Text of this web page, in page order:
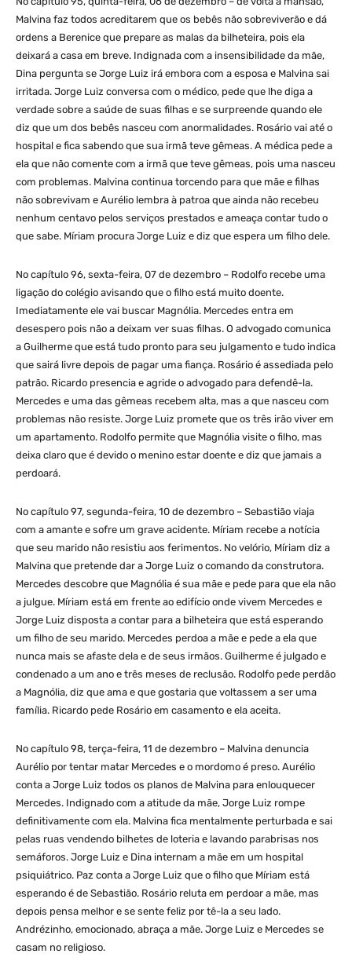
Malvina faz todos acreditarem que os bebês não sobreviverão e dá
ordens a Berenice que prepare as malas da bilheteira, pois ela
deixará a casa em breve. Indignada com a insensibilidade da mãe,
Dina pergunta se Jorge Luiz irá embora com a esposa e Malvina sai
irritada. Jorge Luiz conversa com o médico, pede que lhe diga a
verdade sobre a saúde de suas filhas e se surpreende quando ele
diz que um dos bebês nasceu com anormalidades. Rosário vai até o
hospital e fica sabendo que sua irmã teve gêmeas. A médica pede a
ela que não comente com a irmã que teve gêmeas, pois uma nasceu
com problemas. Malvina continua torcendo para que mãe e filhas
não sobrevivam e Aurélio lembra à patroa que ainda não recebeu
nenhum centavo pelos serviços prestados e ameaça contar tudo o
que sabe. Míriam procura Jorge Luiz e diz que espera um filho dele.
No capítulo 96, sexta-feira, 07 de dezembro – Rodolfo recebe uma
ligação do colégio avisando que o filho está muito doente.
Imediatamente ele vai buscar Magnólia. Mercedes entra em
desespero pois não a deixam ver suas filhas. O advogado comunica
a Guilherme que está tudo pronto para seu julgamento e tudo indica
que sairá livre depois de pagar uma fiança. Rosário é assediada pelo
patrão. Ricardo presencia e agride o advogado para defendê-la.
Mercedes e uma das gêmeas recebem alta, mas a que nasceu com
problemas não resiste. Jorge Luiz promete que os três irão viver em
um apartamento. Rodolfo permite que Magnólia visite o filho, mas
deixa claro que é devido o menino estar doente e diz que jamais a
perdoará.
No capítulo 97, segunda-feira, 10 de dezembro – Sebastião viaja
com a amante e sofre um grave acidente. Míriam recebe a notícia
que seu marido não resistiu aos ferimentos. No velório, Míriam diz a
Malvina que pretende dar a Jorge Luiz o comando da construtora.
Mercedes descobre que Magnólia é sua mãe e pede para que ela não
a julgue. Míriam está em frente ao edifício onde vivem Mercedes e
Jorge Luiz disposta a contar para a bilheteira que está esperando
um filho de seu marido. Mercedes perdoa a mãe e pede a ela que
nunca mais se afaste dela e de seus irmãos. Guilherme é julgado e
condenado a um ano e três meses de reclusão. Rodolfo pede perdão
a Magnólia, diz que ama e que gostaria que voltassem a ser uma
família. Ricardo pede Rosário em casamento e ela aceita.
No capítulo 98, terça-feira, 11 de dezembro – Malvina denuncia
Aurélio por tentar matar Mercedes e o mordomo é preso. Aurélio
conta a Jorge Luiz todos os planos de Malvina para enlouquecer
Mercedes. Indignado com a atitude da mãe, Jorge Luiz rompe
definitivamente com ela. Malvina fica mentalmente perturbada e sai
pelas ruas vendendo bilhetes de loteria e lavando parabrisas nos
semáforos. Jorge Luiz e Dina internam a mãe em um hospital
psiquiátrico. Paz conta a Jorge Luiz que o filho que Míriam está
esperando é de Sebastião. Rosário reluta em perdoar a mãe, mas
depois pensa melhor e se sente feliz por tê-la a seu lado.
Andrézinho, emocionado, abraça a mãe. Jorge Luiz e Mercedes se
casam no religioso.